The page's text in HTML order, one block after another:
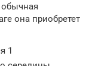
обычная
она приобретет
1